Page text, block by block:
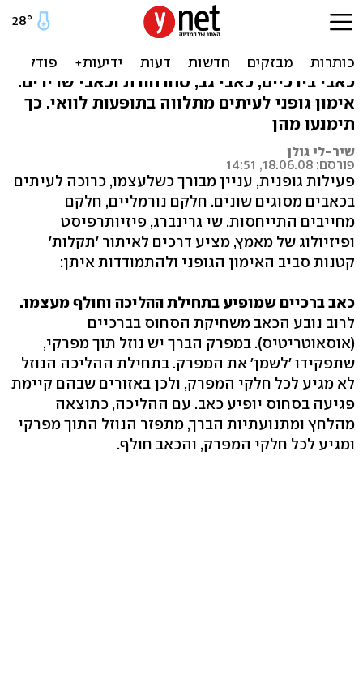
הטיפ היומי: איך למנוע כאבים
שמופיעים לאחר אימון גופני
כאבי בירכיים, כאבי גב, סחרחורת וכאבי שרירים.
אימון גופני לעיתים מתלווה בתופעות לוואי. כך
תימנעו מהן
שיר-לי גולן
פורסם: 18.06.08, 14:51
פעילות גופנית, עניין מבורך כשלעצמו, כרוכה לעיתים
בכאבים מסוגים שונים. חלקם נורמליים, חלקם
מחייבים התייחסות. שי גרינברג, פיזיותרפיסט
ופיזיולוג של מאמץ, מציע דרכים לאיתור 'תקלות'
קטנות סביב האימון הגופני ולהתמודדות איתן:
כאב ברכיים שמופיע בתחילת ההליכה וחולף מעצמו.
לרוב נובע הכאב משחיקת הסחוס בברכיים
(אוסאוטריטיס‭.(‬ במפרק הברך יש נוזל תוך מפרקי,
שתפקידו 'לשמן' את המפרק. בתחילת ההליכה הנוזל
לא מגיע לכל חלקי המפרק, ולכן באזורים שבהם קיימת
פגיעה בסחוס יופיע כאב. עם ההליכה, כתוצאה
מהלחץ ומתנועתיות הברך, מתפזר הנוזל התוך מפרקי
ומגיע לכל חלקי המפרק, והכאב חולף.